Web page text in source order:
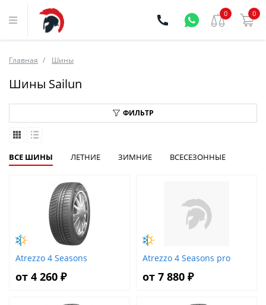
0 0
Главная Шины
Шины Sailun
ФИЛЬТР
ВСЕ ШИНЫ ЛЕТНИЕ ЗИМНИЕ ВСЕСЕЗОННЫЕ
Atrezzo 4 Seasons
от 4 260 ₽
Atrezzo 4 Seasons pro
от 7 880 ₽